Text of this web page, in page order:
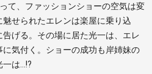
て、ファッションショーの空気は変
せられたエレンは楽屋に乗り込
げる。その場に居た光一は、エレ
気付く。ショーの成功も岸姉妹の
一は…!?